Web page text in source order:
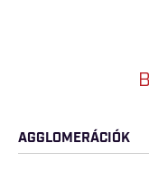
AGGLOMERÁCIÓK